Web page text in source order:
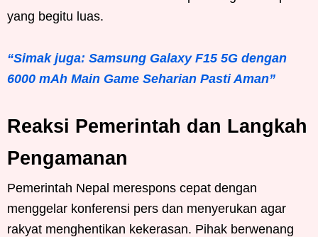
yang begitu luas.
“Simak juga: Samsung Galaxy F15 5G dengan
6000 mAh Main Game Seharian Pasti Aman”
Reaksi Pemerintah dan Langkah
Pengamanan
Pemerintah Nepal merespons cepat dengan
menggelar konferensi pers dan menyerukan agar
rakyat menghentikan kekerasan. Pihak berwenang